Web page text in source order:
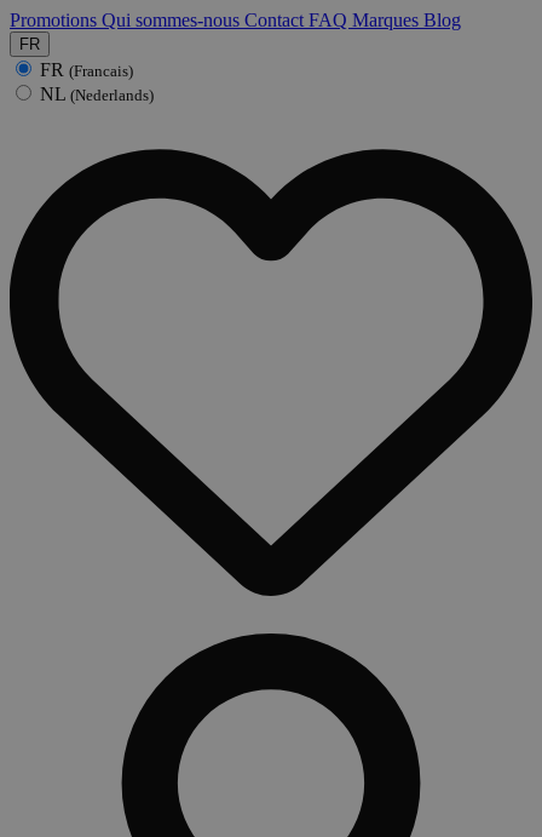
Promotions Qui sommes-nous Contact FAQ Marques Blog
FR
FR (Francais)
NL (Nederlands)